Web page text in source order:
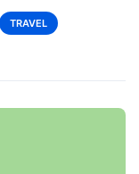
TRAVEL